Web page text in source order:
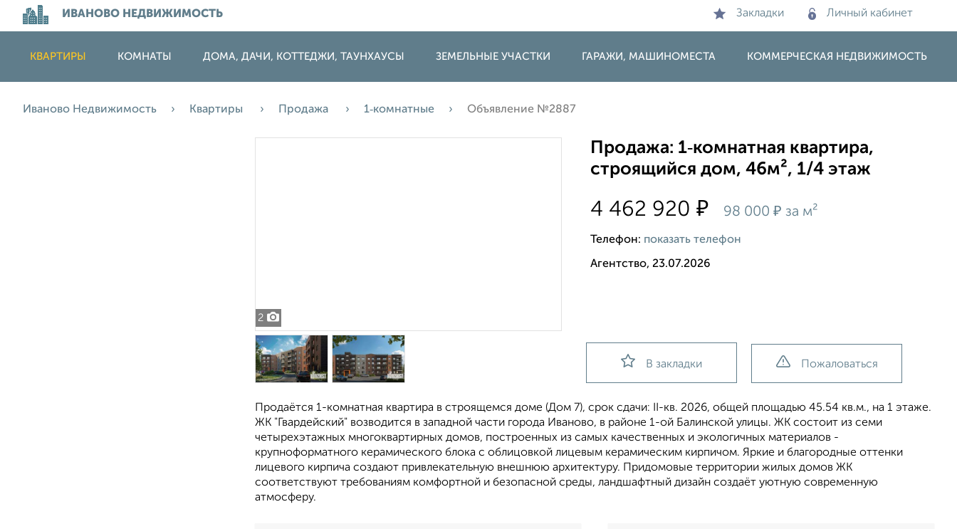
ИВАНОВО НЕДВИЖИМОСТЬ Закладки Личный кабинет
КВАРТИРЫ КОМНАТЫ ДОМА, ДАЧИ, КОТТЕДЖИ, ТАУНХАУСЫ ЗЕМЕЛЬНЫЕ УЧАСТКИ ГАРАЖИ, МАШИНОМЕСТА КОММЕРЧЕСКАЯ НЕДВИЖИМОСТЬ
Иваново Недвижимость Квартиры Продажа 1‑комнатные Объявление №2887
2
Продажа: 1‑комнатная квартира,
строящийся дом, 46м², 1/4 этаж
4 462 920₽ 98 000₽ за м²
Телефон: показать телефон
Агентство, 23.07.2026
В закладки Пожаловаться
Продаётся 1-комнатная квартира в строящемся доме (Дом 7), срок сдачи: II-кв. 2026, общей площадью 45.54 кв.м., на 1 этаже.
ЖК "Гвардейский" возводится в западной части города Иваново, в районе 1-ой Балинской улицы. ЖК состоит из семи
четырехэтажных многоквартирных домов, построенных из самых качественных и экологичных материалов -
крупноформатного керамического блока с облицовкой лицевым керамическим кирпичом. Яркие и благородные оттенки
лицевого кирпича создают привлекательную внешнюю архитектуру. Придомовые территории жилых домов ЖК
соответствуют требованиям комфортной и безопасной среды, ландшафтный дизайн создаёт уютную современную
атмосферу.